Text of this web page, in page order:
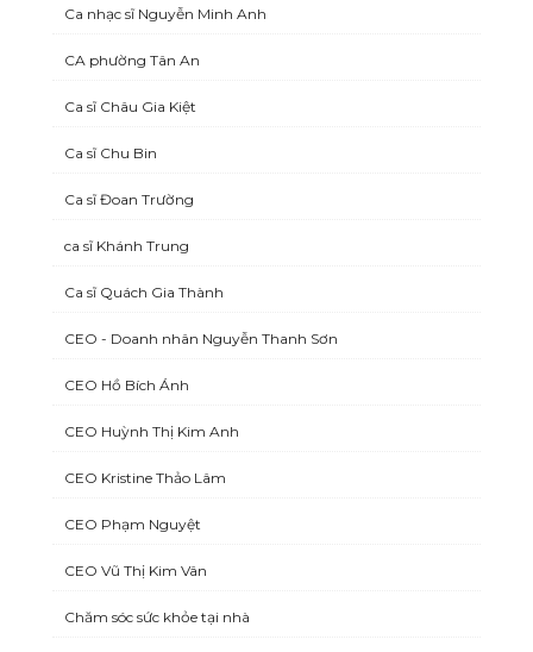
Ca nhạc sĩ Nguyễn Minh Anh
CA phường Tân An
Ca sĩ Châu Gia Kiệt
Ca sĩ Chu Bin
Ca sĩ Đoan Trường
ca sĩ Khánh Trung
Ca sĩ Quách Gia Thành
CEO - Doanh nhân Nguyễn Thanh Sơn
CEO Hồ Bích Ánh
CEO Huỳnh Thị Kim Anh
CEO Kristine Thảo Lâm
CEO Phạm Nguyệt
CEO Vũ Thị Kim Vân
Chăm sóc sức khỏe tại nhà